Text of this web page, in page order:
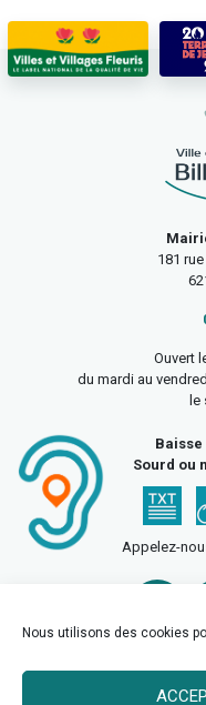
Nous utilisons des cookies
181
Ouvert
du mardi au
le
Baisse
Sourd ou
Appelez-